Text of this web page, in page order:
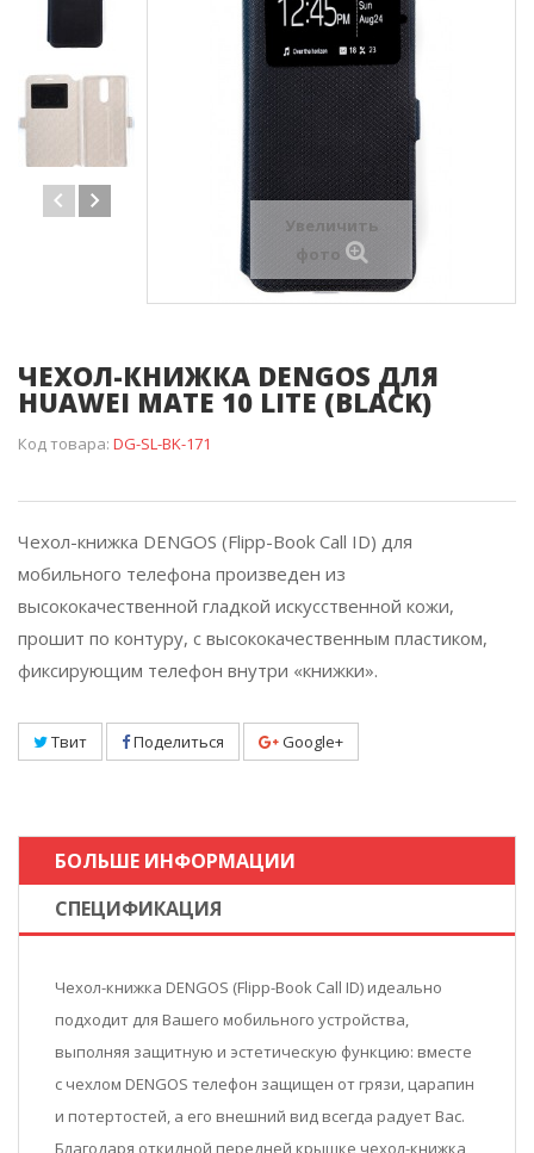
Увеличить
фото
ЧЕХОЛ-КНИЖКА DENGOS ДЛЯ
HUAWEI MATE 10 LITE (BLACK)
Код товара: DG-SL-BK-171
Чехол-книжка DENGOS (Flipp-Book Call ID) для
мобильного телефона произведен из
высококачественной гладкой искусственной кожи,
прошит по контуру, с высококачественным пластиком,
фиксирующим телефон внутри «книжки».
Твит Поделиться Google+
БОЛЬШЕ ИНФОРМАЦИИ
СПЕЦИФИКАЦИЯ
Чехол-книжка DENGOS (Flipp-Book Call ID) идеально
подходит для Вашего мобильного устройства,
выполняя защитную и эстетическую функцию: вместе
с чехлом DENGOS телефон защищен от грязи, царапин
и потертостей, а его внешний вид всегда радует Вас.
Благодаря откидной передней крышке чехол-книжка